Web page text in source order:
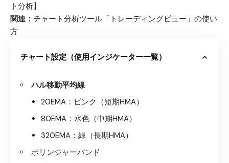
ト分析】
関連： チャート分析ツール「トレーディングビュー」の使い
方
チャート設定（使用インジケーター一覧）
ハル移動平均線
20EMA：ピンク（短期HMA）
80EMA：水色（中期HMA）
320EMA：緑（長期HMA）
ボリンジャーバンド